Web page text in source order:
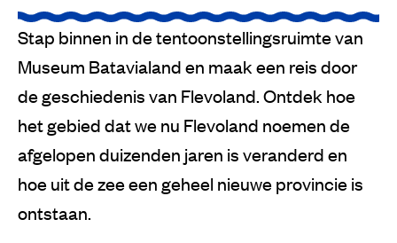
Stap binnen in de tentoonstellingsruimte van
Museum Batavialand en maak een reis door
de geschiedenis van Flevoland. Ontdek hoe
het gebied dat we nu Flevoland noemen de
afgelopen duizenden jaren is veranderd en
hoe uit de zee een geheel nieuwe provincie is
ontstaan.